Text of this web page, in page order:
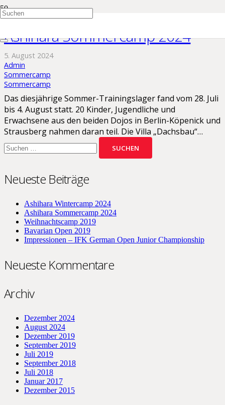
Ashihara Sommercamp 2024
5. August 2024
Admin
Sommercamp
Sommercamp
Das diesjährige Sommer-Trainingslager fand vom 28. Juli
bis 4. August statt. 20 Kinder, Jugendliche und
Erwachsene aus den beiden Dojos in Berlin-Köpenick und
Strausberg nahmen daran teil. Die Villa „Dachsbau“…
nach:
Neueste Beiträge
Ashihara Wintercamp 2024
Ashihara Sommercamp 2024
Weihnachtscamp 2019
Bavarian Open 2019
Impressionen – IFK German Open Junior Championship
Neueste Kommentare
Archiv
Dezember 2024
August 2024
Dezember 2019
September 2019
Juli 2019
September 2018
Juli 2018
Januar 2017
Dezember 2015